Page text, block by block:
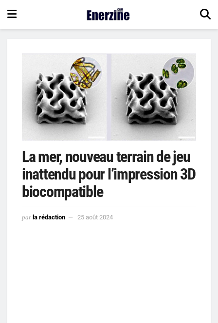
La mer, nouveau terrain de jeu
inattendu pour l’impression 3D
biocompatible
par la rédaction 25 août 2024